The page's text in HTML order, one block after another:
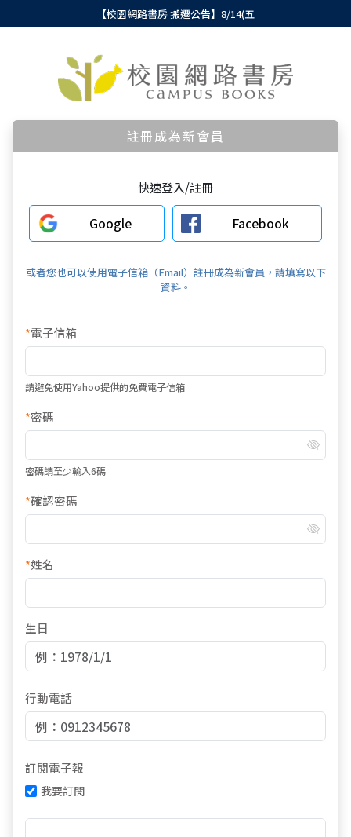
【校園網路書房 搬遷公告】8/14(五
註冊成為新會員
快速登入/註冊
Google Facebook
或者您也可以使用電子信箱（Email）註冊成為新會員，請填寫以下
資料。
*電子信箱
請避免使用Yahoo提供的免費電子信箱
*密碼
密碼請至少輸入6碼
*確認密碼
*姓名
生日
行動電話
訂閱電子報
我要訂閱